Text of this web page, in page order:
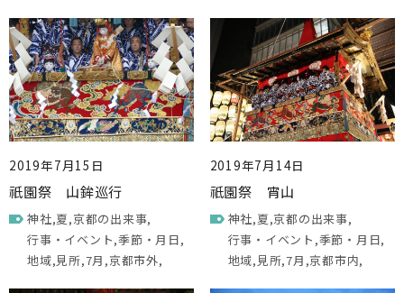
2019年7月15日
祇園祭 山鉾巡行
神社 夏 京都の出来事
行事・イベント 季節・月日
地域 見所 7月 京都市外
2019年7月14日
祇園祭 宵山
神社 夏 京都の出来事
行事・イベント 季節・月日
地域 見所 7月 京都市内